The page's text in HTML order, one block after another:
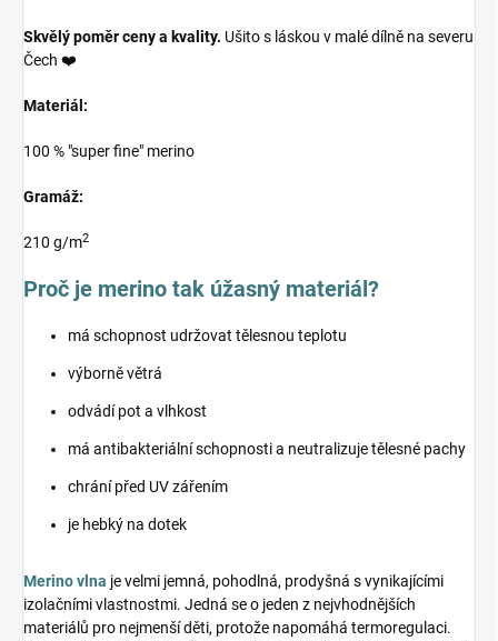
Skvělý poměr ceny a kvality. Ušito s láskou v malé dílně na severu
Čech ❤️
Materiál:
100 % "super fine" merino
Gramáž:
210 g/m2
Proč je merino tak úžasný materiál?
má schopnost udržovat tělesnou teplotu
výborně větrá
odvádí pot a vlhkost
má antibakteriální schopnosti a neutralizuje tělesné pachy
chrání před UV zářením
je hebký na dotek
Merino vlna je velmi jemná, pohodlná, prodyšná s vynikajícími
izolačními vlastnostmi. Jedná se o jeden z nejvhodnějších
materiálů pro nejmenší děti, protože napomáhá termoregulaci.